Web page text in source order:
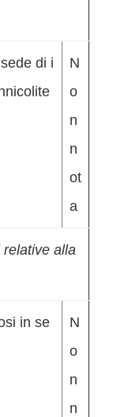
di i
N
o
n
n
ot
a
alla
in se
N
o
n
n